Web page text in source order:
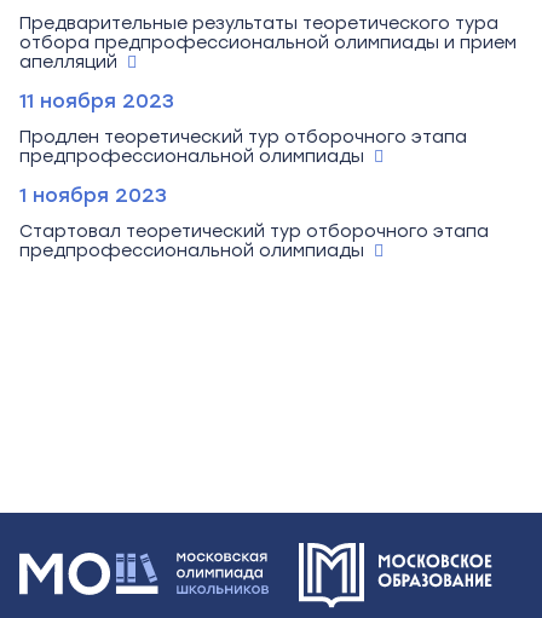
Предварительные результаты теоретического тура
отбора предпрофессиональной олимпиады и прием
апелляций
11 ноября 2023
Продлен теоретический тур отборочного этапа
предпрофессиональной олимпиады
1 ноября 2023
Стартовал теоретический тур отборочного этапа
предпрофессиональной олимпиады